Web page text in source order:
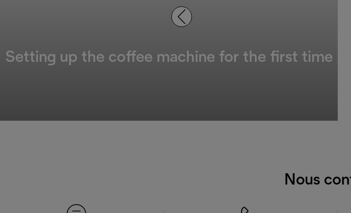
Setting up the coffee machine for the first time
Nous